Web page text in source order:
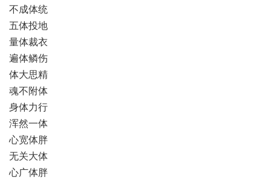
不成体统
五体投地
量体裁衣
遍体鳞伤
体大思精
魂不附体
身体力行
浑然一体
心宽体胖
无关大体
心广体胖